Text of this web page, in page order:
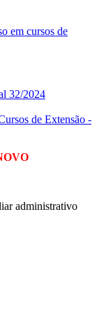
em cursos de
32/2024
de Extensão -
administrativo